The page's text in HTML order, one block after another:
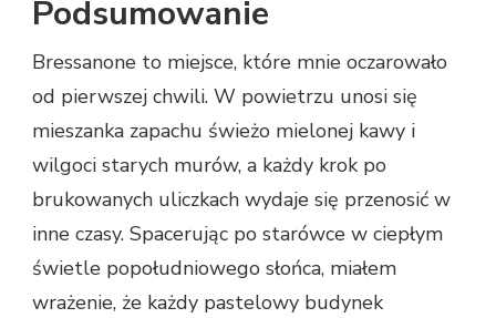
Podsumowanie
Bressanone to miejsce, które mnie oczarowało
od pierwszej chwili. W powietrzu unosi się
mieszanka zapachu świeżo mielonej kawy i
wilgoci starych murów, a każdy krok po
brukowanych uliczkach wydaje się przenosić w
inne czasy. Spacerując po starówce w ciepłym
świetle popołudniowego słońca, miałem
wrażenie, że każdy pastelowy budynek